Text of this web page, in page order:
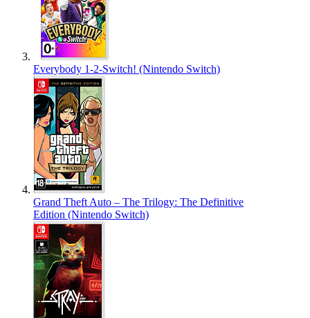
Everybody 1-2-Switch! (Nintendo Switch)
Grand Theft Auto – The Trilogy: The Definitive
Edition (Nintendo Switch)